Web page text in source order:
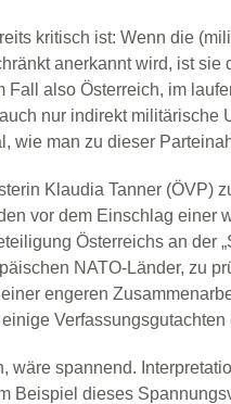
kritisch ist: Wenn die
anerkannt wird, ist sie
Fall also Österreich, im
nur indirekt militärische
wie man zu dieser
Klaudia Tanner (ÖVP)
vor dem Einschlag einer
Österreichs an der
NATO-Länder, zu
engeren
Verfassungsgutachten
wäre spannend.
Beispiel dieses